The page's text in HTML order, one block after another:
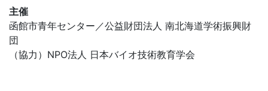
主催
函館市青年センター／公益財団法人 南北海道学術振興財
団
（協力）NPO法人 日本バイオ技術教育学会